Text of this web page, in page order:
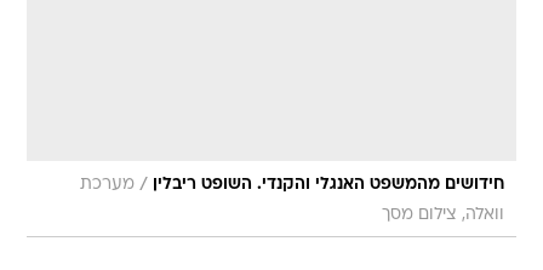
חידושים מהמשפט האנגלי והקנדי. השופט ריבלין / מערכת
וואלה, צילום מסך